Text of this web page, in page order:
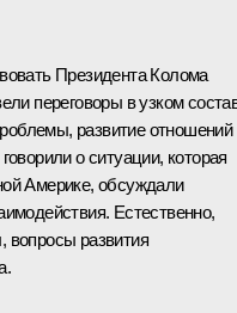
Президента Колома
переговоры в узком
развитие отношений
о ситуации, которая
Америке, обсуждали
Естественно,
вопросы развития